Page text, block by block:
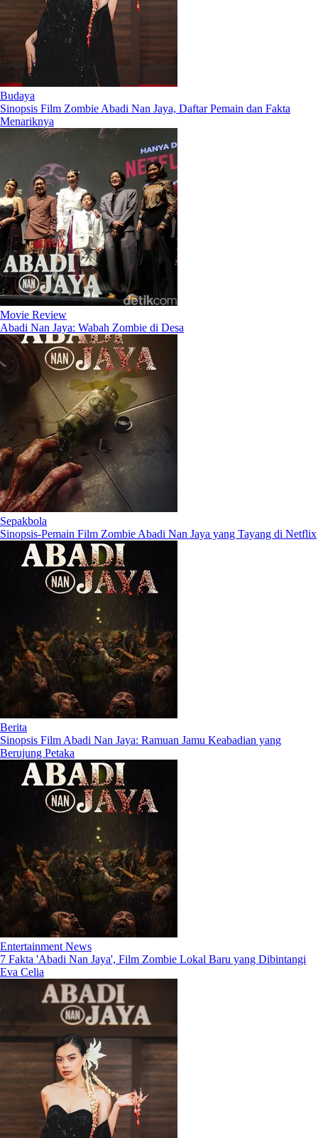
Budaya
Sinopsis Film Zombie Abadi Nan Jaya, Daftar Pemain dan Fakta
Menariknya
Movie Review
Abadi Nan Jaya: Wabah Zombie di Desa
Sepakbola
Sinopsis-Pemain Film Zombie Abadi Nan Jaya yang Tayang di Netflix
Berita
Sinopsis Film Abadi Nan Jaya: Ramuan Jamu Keabadian yang
Berujung Petaka
Entertainment News
7 Fakta 'Abadi Nan Jaya', Film Zombie Lokal Baru yang Dibintangi
Eva Celia